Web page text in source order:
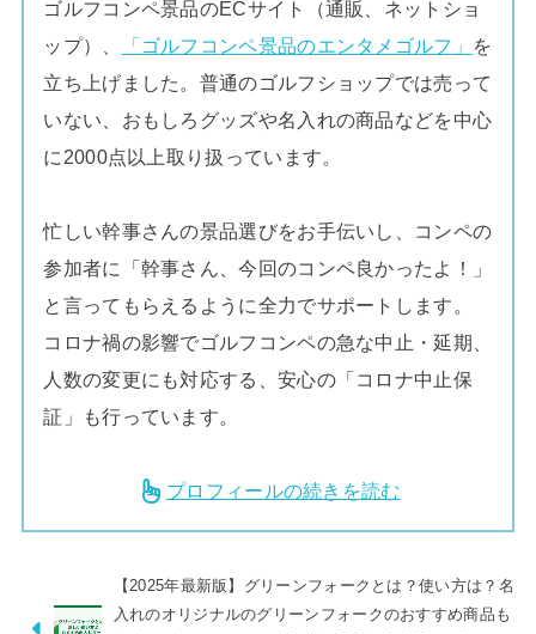
ゴルフコンペ景品のECサイト（通販、ネットショ
ップ）、
「ゴルフコンペ景品のエンタメゴルフ」
を
立ち上げました。普通のゴルフショップでは売って
いない、おもしろグッズや名入れの商品などを中心
に2000点以上取り扱っています。
忙しい幹事さんの景品選びをお手伝いし、コンペの
参加者に「幹事さん、今回のコンペ良かったよ！」
と言ってもらえるように全力でサポートします。
コロナ禍の影響でゴルフコンペの急な中止・延期、
人数の変更にも対応する、安心の「コロナ中止保
証」も行っています。
プロフィールの続きを読む
【2025年最新版】グリーンフォークとは？使い方は？名
入れのオリジナルのグリーンフォークのおすすめ商品も